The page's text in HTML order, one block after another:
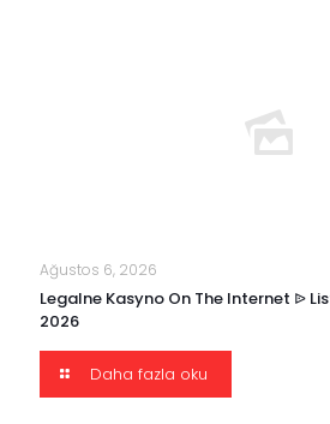
Ağustos 6, 2026
Legalne Kasyno On The Internet ᐉ
2026
Daha fazla oku